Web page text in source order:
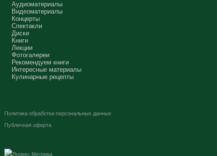
Аудиоматериалы
Видеоматериалы
Концерты
Спектакли
Диски
Книги
Лекции
Фотогалереи
Рекомендуем книги
Интересные материалы
Кулинарные рецепты
Политика обработки персональных данных
Публичная оферта